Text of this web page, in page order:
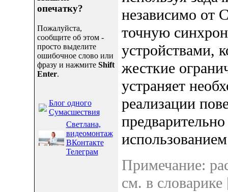
опечатку?
Пожалуйста,
сообщите об этом -
просто выделите
ошибочное слово или
фразу и нажмите Shift
Enter.
Блог одного
Сумасшествия
Светлана,
видеомонтаж
ВКонтакте
Телеграм
независимо от
точную
устройствами,
жесткие
устраняет
реализации
Примечание:
см. в